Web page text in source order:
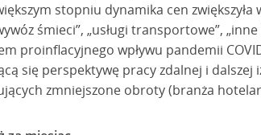
stopniu dynamika cen
śmieci”, „usługi transportowe”,
proinflacyjnego wpływu pandemii
się perspektywę pracy zdalnej i dalszej
zmniejszone obroty (branża